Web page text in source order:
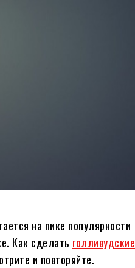
на пике популярности
Как сделать голливудские
и повторяйте.